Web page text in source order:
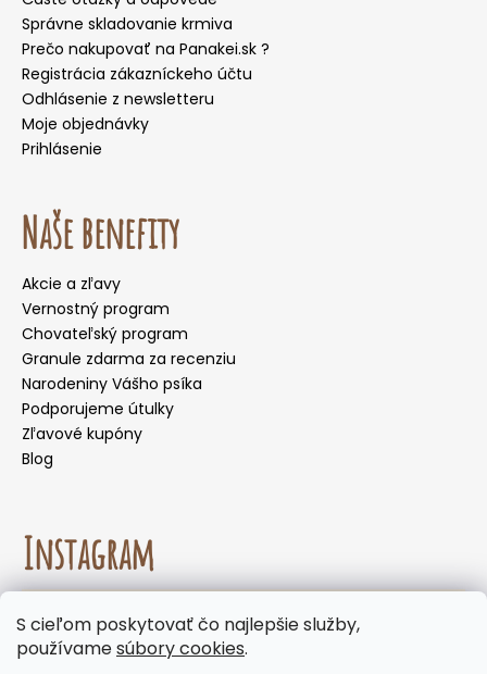
S cieľom poskytovať čo najlepšie služby,
používamesúbory cookies.
mesiacov neodporúčame voliť doručenie do
samoobslužných boxov, kde môžu byť zásielky
Správne skladovanie krmiva
Prečo nakupovať na Panakei.sk ?
Registrácia zákazníckeho účtu
Odhlásenie z newsletteru
Moje objednávky
Prihlásenie
Naše benefity
Akcie a zľavy
Vernostný program
Chovateľský program
Granule zdarma za recenziu
Narodeniny Vášho psíka
Podporujeme útulky
Zľavové kupóny
Blog
Instagram
Sledovať na Instagrame